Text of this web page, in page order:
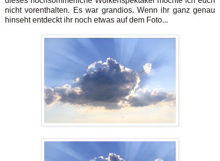
nicht vorenthalten. Es war grandios. Wenn ihr ganz genau
hinseht entdeckt ihr noch etwas auf dem Foto...